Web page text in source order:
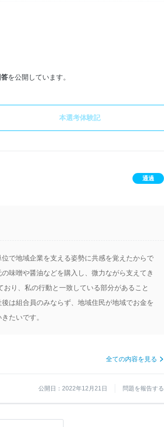
を公開しています。
本選考体験記
通過
で地域企業を支える姿勢に共感を覚えたからで
味噌や醤油などを購入し、微力ながら支えてき
り、私の行動と一致している部分があること
は組合員のみならず、地域住民が地域でお金を
たいです。
全ての内容を見る
公開日：2022年12月21日 問題を報告する